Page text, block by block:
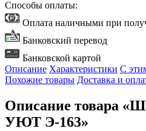
Способы оплаты:
Оплата наличными при
Банковский перевод
Банковской картой
Описание Характеристики С
Похожие товары Доставка и
Описание товара
УЮТ Э-163»